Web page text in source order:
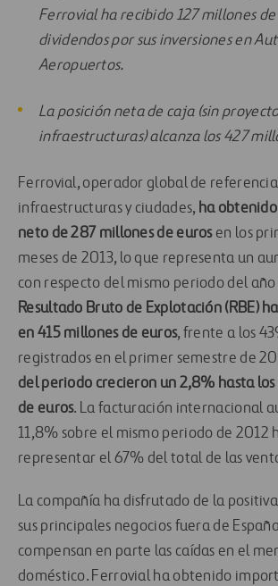
Ferrovial ha recibido 127 millones
dividendos por sus inversiones en
Aeropuertos.
La posición neta de caja (sin
infraestructuras) alcanza los 427
Ferrovial, operador global de
infraestructuras y ciudades, ha
neto de 287 millones de eurosen los
meses de 2013, lo que representa un
con respecto del mismo periodo del
Resultado Bruto de Explotación (RBE)
en 415 millones de euros, frente a los
registrados en el primer semestre de
del periodo crecieron un 2,8% hasta
de euros. La facturación internacional
11,8% sobre el mismo periodo de 2012
representar el 67% del total de las
La compañía ha disfrutado de la
sus principales negocios fuera de
compensan en parte las caídas en el
doméstico. Ferrovial ha obtenido